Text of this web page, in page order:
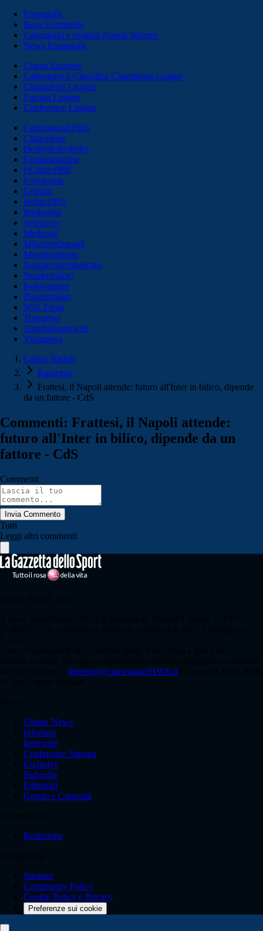
Femminile
Rosa Femminile
Calendario e risultati Napoli Women
News Femminile
Coppe Europee
Calendario e Classifica Champions League
Champions League
Europa League
Conference League
Calcionapoli1926
Cittaceleste
Derbyderbyderby
Fantamagazine
FCInter1908
Forzaroma
Golssip
Hellas1903
Ilmilanista
Juvenews
Mediagol
Milanistichannel
Mondoudinese
Notiziecalciomercato
Numericalcio
Padovasport
Pianetamilan
SOS Fanta
Toronews
Tuttobolognaweb
Violanews
Calcio Napoli
Rassegna
Frattesi, il Napoli attende: futuro all'Inter in bilico, dipende
da un fattore - CdS
Commenti: Frattesi, il Napoli attende:
futuro all'Inter in bilico, dipende da un
fattore - CdS
Commenti
Invia Commento
Tutti
Leggi altri commenti
direttore@calcionapoli1926.it
Ultime News
Infortuni
Interviste
Conferenze Stampa
Esclusive
Rubriche
Editoriali
Gossip e Curiosità
Redazione
Sitemap
Community Policy
Cookie Policy e Privacy
Preferenze sui cookie